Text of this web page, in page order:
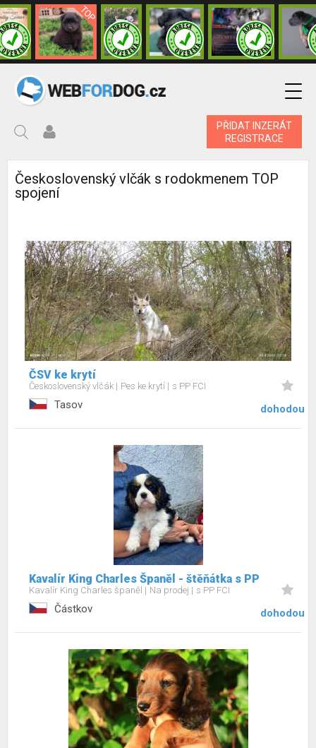
PŘIDAT INZERÁT
REGISTRACE
Československý vlčák s rodokmenem TOP
spojení
ČSV ke krytí
Československý vlčák Pes ke krytí s PP FCI
Tasov dohodou
Kavalír King Charles Španěl - štěňátka s PP
Kavalír King Charles španěl Na prodej s PP FCI
Částkov dohodou